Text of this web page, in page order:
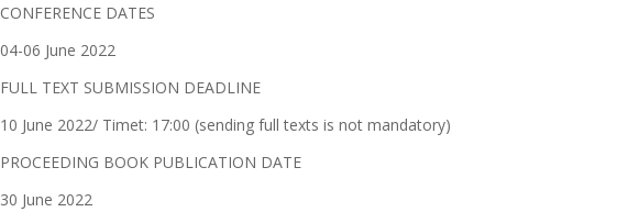
CONFERENCE DATES
04-06 June 2022
FULL TEXT SUBMISSION DEADLINE
10 June 2022/ Timet: 17:00 (sending full texts is not mandatory)
PROCEEDING BOOK PUBLICATION DATE
30 June 2022